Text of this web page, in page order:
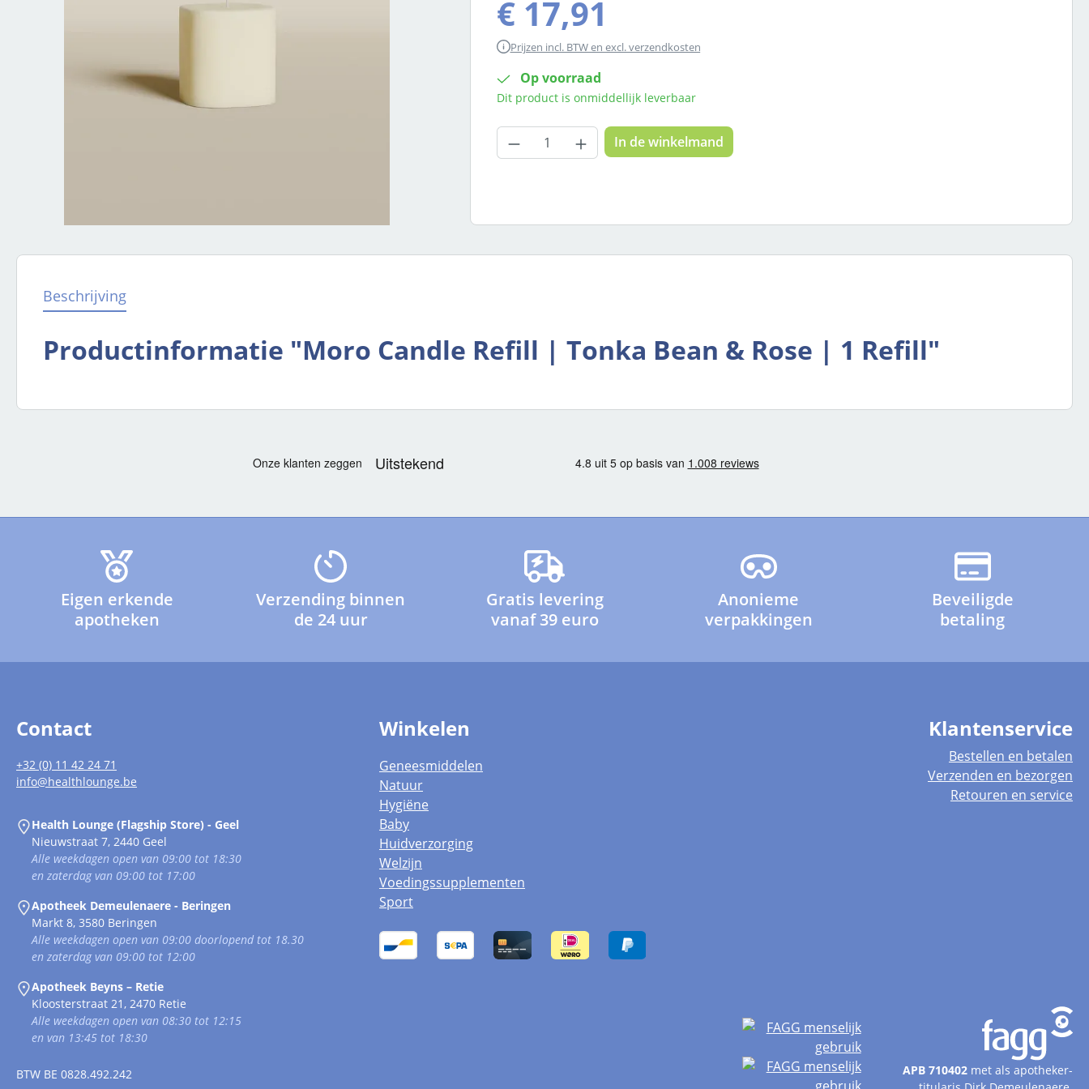
€ 17,91
Prijzen incl. BTW en excl. verzendkosten
Op voorraad
Dit product is onmiddellijk leverbaar
Producthoeveelheid: Voer de gewenste hoeveelheid in of
In de winkelmand
Beschrijving
Productinformatie "Moro Candle Refill | Tonka Bean & Rose | 1 Refill"
Eigen erkende
apotheken
Verzending binnen
de 24 uur
Gratis levering
vanaf 39 euro
Anonieme
verpakkingen
Beveiligde
betaling
Contact
+32 (0) 11 42 24 71
info@healthlounge.be
Health Lounge (Flagship Store) - Geel
Nieuwstraat 7, 2440 Geel
Alle weekdagen open van 09:00 tot 18:30
en zaterdag van 09:00 tot 17:00
Apotheek Demeulenaere - Beringen
Markt 8, 3580 Beringen
Alle weekdagen open van 09:00 doorlopend tot 18.30
en zaterdag van 09:00 tot 12:00
Apotheek Beyns – Retie
Kloosterstraat 21, 2470 Retie
Alle weekdagen open van 08:30 tot 12:15
en van 13:45 tot 18:30
BTW BE 0828.492.242
Winkelen
Geneesmiddelen
Natuur
Hygiëne
Baby
Huidverzorging
Welzijn
Voedingssupplementen
Sport
Klantenservice
Bestellen en betalen
Verzenden en bezorgen
Retouren en service
APB 710402met als apotheker-